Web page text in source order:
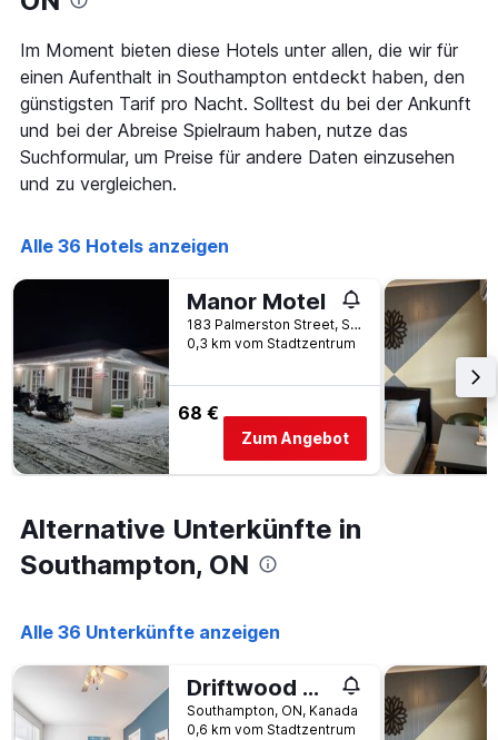
rückt.
Diagramm
hat
1
X-
Achse,
die
die
Tage
Das
Diagramm
hat
1
Y-
Achse,
die
durchschnittlichen
Zimmerpreis
anzeigt
Im Moment bieten diese Hotels unter allen, die wir für
einen Aufenthalt in Southampton entdeckt haben, den
günstigsten Tarif pro Nacht. Solltest du bei der Ankunft
und bei der Abreise Spielraum haben, nutze das
Suchformular, um Preise für andere Daten einzusehen
und zu vergleichen.
Alle 36 Hotels anzeigen
Manor Motel
183 Palmerston Street, Southampton, ON, Kanada
0,3 km vom Stadtzentrum
68 €
Zum Angebot
Alternative Unterkünfte in
Southampton, ON
Alle 36 Unterkünfte anzeigen
Driftwood Haus
Southampton, ON, Kanada
0,6 km vom Stadtzentrum